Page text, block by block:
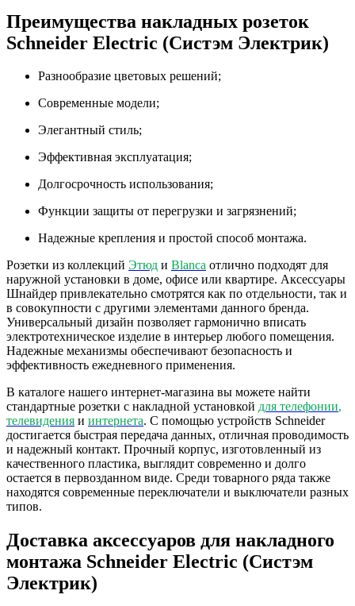
Преимущества накладных розеток
Schneider Electric (Систэм Электрик)
Разнообразие цветовых решений;
Современные модели;
Элегантный стиль;
Эффективная эксплуатация;
Долгосрочность использования;
Функции защиты от перегрузки и загрязнений;
Надежные крепления и простой способ монтажа.
Розетки из коллекций Этюд и Blanca отлично подходят для
наружной установки в доме, офисе или квартире. Аксессуары
Шнайдер привлекательно смотрятся как по отдельности, так и
в совокупности с другими элементами данного бренда.
Универсальный дизайн позволяет гармонично вписать
электротехническое изделие в интерьер любого помещения.
Надежные механизмы обеспечивают безопасность и
эффективность ежедневного применения.
В каталоге нашего интернет-магазина вы можете найти
стандартные розетки с накладной установкой для телефонии,
телевидения и интернета. С помощью устройств Schneider
достигается быстрая передача данных, отличная проводимость
и надежный контакт. Прочный корпус, изготовленный из
качественного пластика, выглядит современно и долго
остается в первозданном виде. Среди товарного ряда также
находятся современные переключатели и выключатели разных
типов.
Доставка аксессуаров для накладного
монтажа Schneider Electric (Систэм
Электрик)